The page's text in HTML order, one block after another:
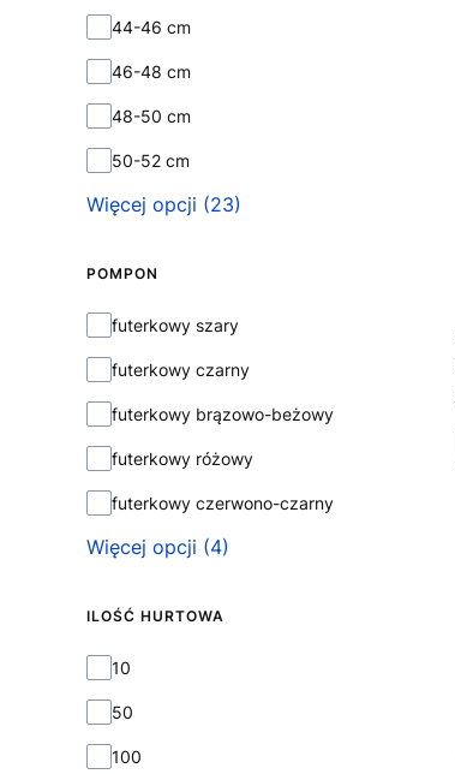
44-46 cm
46-48 cm
48-50 cm
50-52 cm
Więcej opcji (23)
POMPON
Pompon
futerkowy szary
futerkowy czarny
futerkowy brązowo-beżowy
futerkowy różowy
futerkowy czerwono-czarny
Więcej opcji (4)
ILOŚĆ HURTOWA
Ilość hurtowa
10
50
100